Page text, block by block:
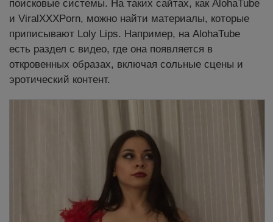
поисковые системы. На таких сайтах, как AlohaTube
и ViralXXXPorn, можно найти материалы, которые
приписывают Loly Lips. Например, на AlohaTube
есть раздел с видео, где она появляется в
откровенных образах, включая сольные сцены и
эротический контент.